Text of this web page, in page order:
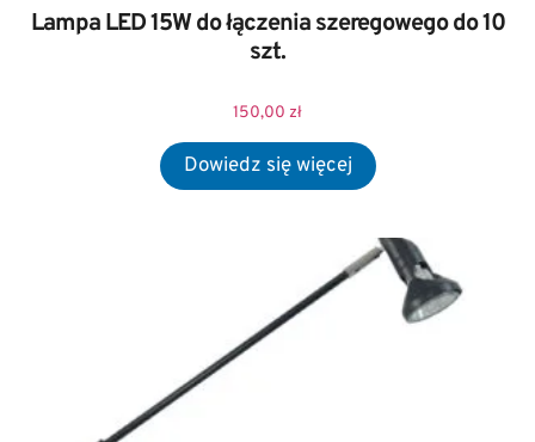
Lampa LED 15W do łączenia szeregowego do 10
szt.
150,00 zł